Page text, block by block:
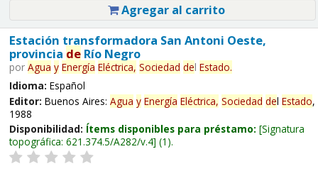
Agregar al carrito
Estación transformadora San Antoni Oeste,
provincia deRío Negro
por Agua y Energía Eléctrica, Sociedad del Estado.
Idioma: Español
Editor: Buenos Aires: Agua y Energía Eléctrica, Sociedad del Estado,
1988
Disponibilidad: Ítems disponibles para préstamo: Signatura
topográfica: 621.374.5/A282/v.4 (1).